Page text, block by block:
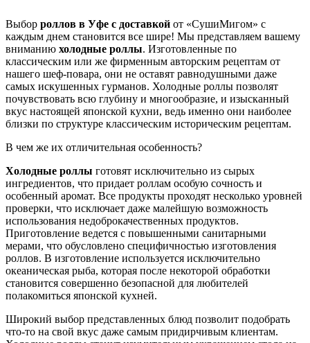
Выбор роллов в Уфе с доставкой от «СушиМигом» с
каждым днем становится все шире! Мы представляем вашему
вниманию холодные роллы. Изготовленные по
классическим или же фирменным авторским рецептам от
нашего шеф-повара, они не оставят равнодушными даже
самых искушенных гурманов. Холодные роллы позволят
почувствовать всю глубину и многообразие, и изысканный
вкус настоящей японской кухни, ведь именно они наиболее
близки по структуре классическим историческим рецептам.
В чем же их отличительная особенность?
Холодные роллы готовят исключительно из сырых
ингредиентов, что придает роллам особую сочность и
особенный аромат. Все продукты проходят несколько уровней
проверки, что исключает даже малейшую возможность
использования недоброкачественных продуктов.
Приготовление ведется с повышенными санитарными
мерами, что обусловлено специфичностью изготовления
роллов. В изготовление используется исключительно
океаническая рыба, которая после некоторой обработки
становится совершенно безопасной для любителей
полакомиться японской кухней.
Широкий выбор представленных блюд позволит подобрать
что-то на свой вкус даже самым придирчивым клиентам.